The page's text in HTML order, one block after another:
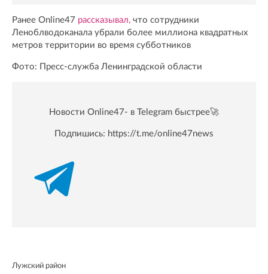
Ранее Online47 рассказывал, что сотрудники
Леноблводоканала убрали более миллиона квадратных
метров территории во время субботников
Фото: Пресс-служба Ленинградской области
Новости Online47- в Telegram быстрее🚀
Подпишись: https://t.me/online47news
Лужский район